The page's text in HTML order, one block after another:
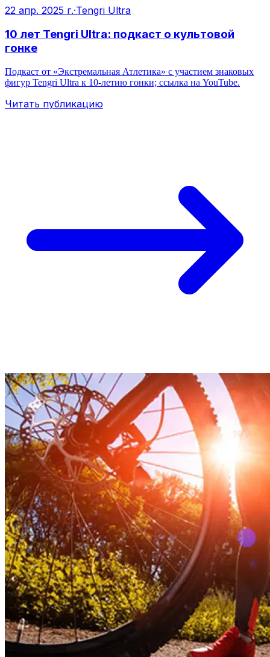
22 апр. 2025 г.·Tengri Ultra
10 лет Tengri Ultra: подкаст о культовой
гонке
Подкаст от «Экстремальная Атлетика» с участием знаковых
фигур Tengri Ultra к 10‑летию гонки; ссылка на YouTube.
Читать публикацию